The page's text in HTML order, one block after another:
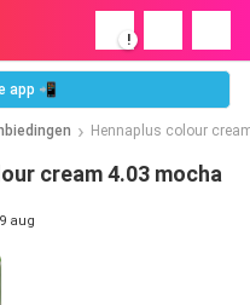
!
app 📲
Hennaplus colour
cream 4.03 mocha
aug